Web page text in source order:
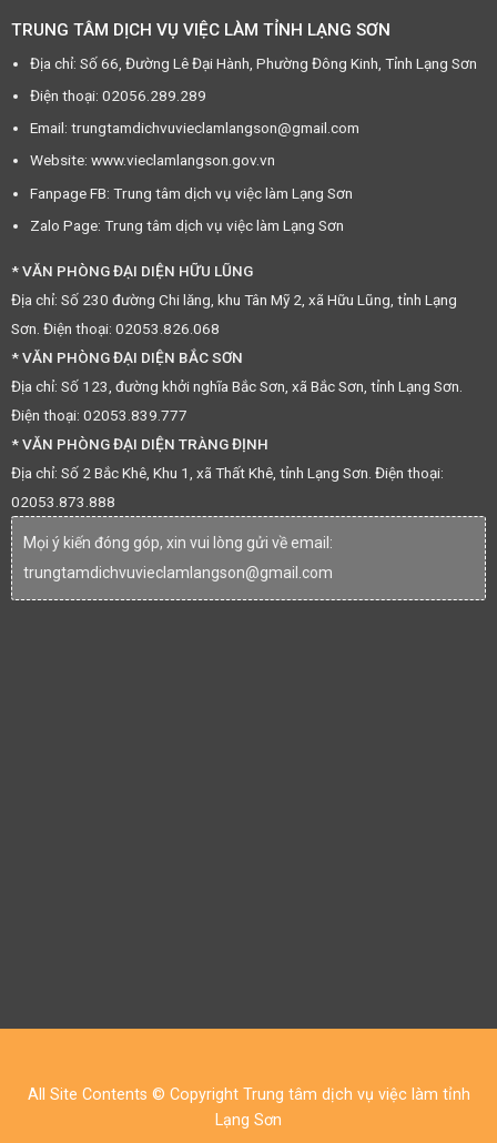
TRUNG TÂM DỊCH VỤ VIỆC LÀM TỈNH LẠNG SƠN
Địa chỉ: Số 66, Đường Lê Đại Hành, Phường Đông Kinh, Tỉnh Lạng Sơn
Điện thoại: 02056.289.289
Email: trungtamdichvuvieclamlangson@gmail.com
Website: www.vieclamlangson.gov.vn
Fanpage FB: Trung tâm dịch vụ việc làm Lạng Sơn
Zalo Page: Trung tâm dịch vụ việc làm Lạng Sơn
* VĂN PHÒNG ĐẠI DIỆN HỮU LŨNG
Địa chỉ: Số 230 đường Chi lăng, khu Tân Mỹ 2, xã Hữu Lũng, tỉnh Lạng
Sơn. Điện thoại: 02053.826.068
* VĂN PHÒNG ĐẠI DIỆN BẮC SƠN
Địa chỉ: Số 123, đường khởi nghĩa Bắc Sơn, xã Bắc Sơn, tỉnh Lạng Sơn.
Điện thoại: 02053.839.777
* VĂN PHÒNG ĐẠI DIỆN TRÀNG ĐỊNH
Địa chỉ: Số 2 Bắc Khê, Khu 1, xã Thất Khê, tỉnh Lạng Sơn. Điện thoại:
02053.873.888
Mọi ý kiến đóng góp, xin vui lòng gửi về email:
trungtamdichvuvieclamlangson@gmail.com
All Site Contents © Copyright Trung tâm dịch vụ việc làm tỉnh
Lạng Sơn